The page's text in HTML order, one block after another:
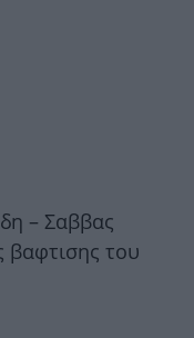
– Σαββας
βαφτισης του